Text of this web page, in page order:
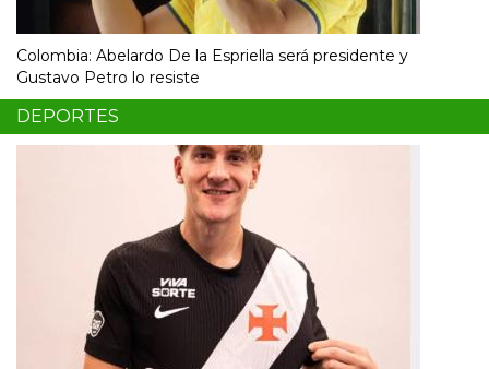
Colombia: Abelardo De la Espriella será presidente y
Gustavo Petro lo resiste
DEPORTES